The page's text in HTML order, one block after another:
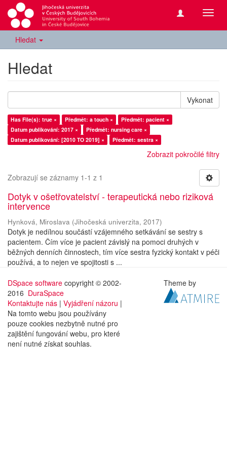
Hledat
Hledat
Vykonat
Has File(s): true × Předmět: a touch ×
Předmět: pacient ×
Datum publikování: 2017 ×
Předmět: nursing care ×
Datum publikování: [2010 TO 2019] ×
Předmět: sestra ×
Zobrazit pokročilé filtry
Zobrazují se záznamy 1-1 z 1
Dotyk v ošetřovatelství - terapeutická nebo riziková
intervence
Hynková, Miroslava (Jihočeská univerzita, 2017)
Dotyk je nedílnou součástí vzájemného setkávání se sestry s
pacientem. Čím více je pacient závislý na pomoci druhých v
běžných denních činnostech, tím více sestra fyzický kontakt v péči
používá, a to nejen ve spojitosti s ...
DSpace software copyright © 2002-
2016 DuraSpace
Kontaktujte nás | Vyjádření názoru |
Na tomto webu jsou používány
pouze cookies nezbytně nutné pro
zajištění fungování webu, pro které
není nutné získat souhlas.
Theme by